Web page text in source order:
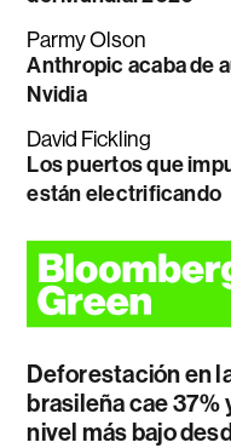
Parmy Olson
Anthropic acaba de
Nvidia
David Fickling
Los puertos que
están electrificando
Deforestación en
brasileña cae 37%
nivel más bajo